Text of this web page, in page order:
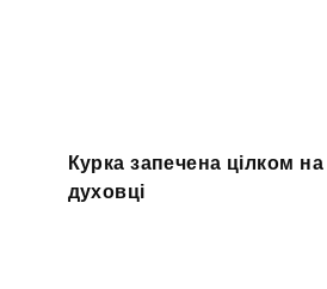
Курка запечена цілком на
духовці